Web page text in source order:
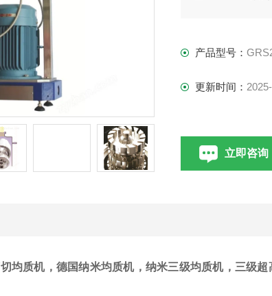
径分布就更窄。
产品型号：
更新时间：
立即咨询
均质机，德国纳米均质机，纳米三级均质机，三级超